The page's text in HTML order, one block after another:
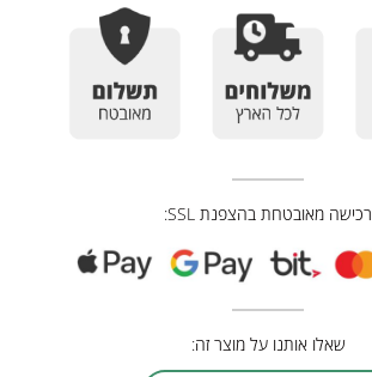
רכישה מאובטחת בהצפנת SSL:
שאלו אותנו על מוצר זה: